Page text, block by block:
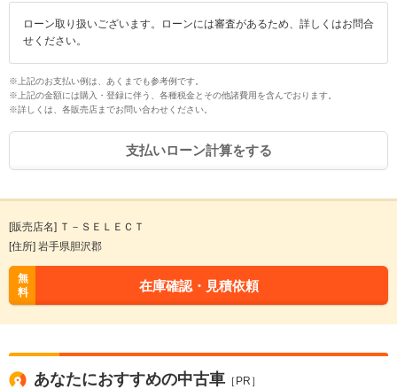
ローン取り扱いございます。ローンには審査があるため、詳しくはお問合
せください。
※上記のお支払い例は、あくまでも参考例です。
※上記の金額には購入・登録に伴う、各種税金とその他諸費用を含んでおります。
※詳しくは、各販売店までお問い合わせください。
支払いローン計算をする
[販売店名] Ｔ－ＳＥＬＥＣＴ
[住所] 岩手県胆沢郡
無
料
在庫確認・見積依頼
あなたにおすすめの中古車 ［PR］
入力途中の情報を保存しますか？